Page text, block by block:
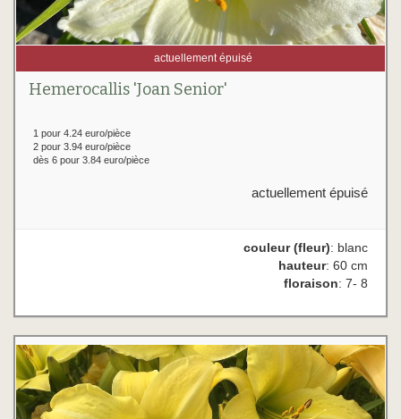
actuellement épuisé
Hemerocallis 'Joan Senior'
1 pour 4.24 euro/pièce
2 pour 3.94 euro/pièce
dès 6 pour 3.84 euro/pièce
actuellement épuisé
couleur (fleur): blanc
hauteur: 60 cm
floraison: 7- 8